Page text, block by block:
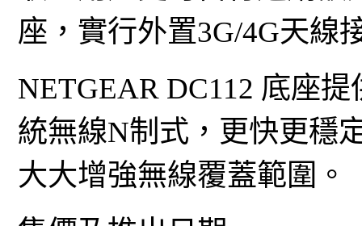
座，實行外置3G/4G天線
NETGEAR DC112 底座
統無線N制式，更快更穩
大大增強無線覆蓋範圍。